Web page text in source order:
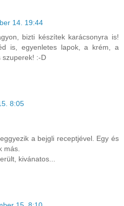
14. 19:44
bizti készítek karácsonyra is!
is, egyenletes lapok, a krém, a
szuperek! :-D
8:05
a bejgli receptjével. Egy és
más.
kivánatos...